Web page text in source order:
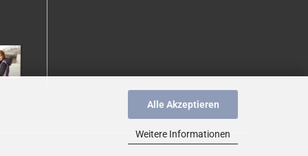
Alle Akzeptieren
Weitere Informationen